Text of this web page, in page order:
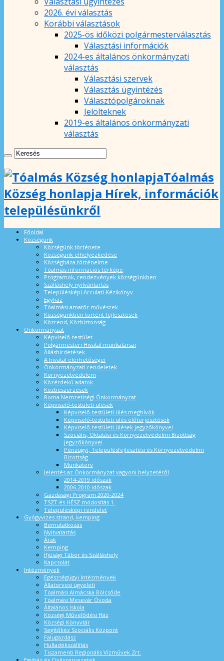
2026. évi választás
Korábbi választások
2025-ös időközi polgármesterválasztás
Választási információk
2024-es általános önkormányzati
választás
Választási szervek
Választás ügyintézés
Választópolgároknak
Jelölteknek
2019-es általános önkormányzati
választás
Tóalmás
Község honlapja Hírek, információk
településünkről
Főoldal
Községünk
Községünk története
Községünk elhelyezkedése
Községháza történelme
Tóalmás információs térképe
Programok, rendezvények községünkben
Szálláshely nyilvántartás
Településképi Arculati Kézikönyv
Egyház
Tóalmási amatőr művészek
Községünkben történt fejlesztések
Közrend, Közbiztonság
Önkormányzat
Képviselő-testület
Polgármesteri Hivatal munkatársai
Álláshirdetések
A hivatal elérhetőségei
Önkormányzati rendeletek
Környezetvédelem
Közérdekű adatok
Közbeszerzések
Roma Nemzetiségi Önkormányzat
Képviselő-testületi ülések
Képviselő-testületi ülés meghívók
Képviselő-testületi ülés előterjesztések
Képviselő-testületi ülések jegyzőkönyvei
Szociális, Oktatási és Környezetvédelmi Bizottság
jegyzőkönyvei
Pénzügyi, Településfejlesztési és Környezetvédelmi
Bizottság
Munkaterv
Jelentés az Önkormányzat vagyoni helyzetéről
2014-2019 időszak
2006-2010 időszak
Gazdasági Program 2020-2024
TSZT és HÉSZ módosítás 1.
Településképi rendelet
Gyógyvizes strand, kemping
Bemutatkozás
Nyitvatartás
Árak
Kemping
Ifjúsági Tábor és Szálláshely
Kapcsolat
Intézmények
Egészségügyi Intézmények
Állatorvosi ügyeleti
Tóalmási Almácska Bölcsőde
Tóalmási Mesevár Óvoda
Általános Iskola
Községi Művelődési Ház
Községi Könyvtár
Segítőkéz Szociális Központ
Falugazdász
Hulladékszállítás
Tiszamenti Regionális Vízművek Zrt.